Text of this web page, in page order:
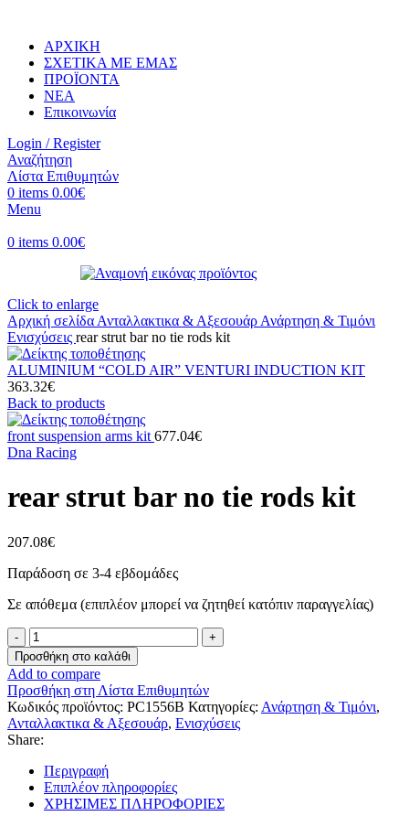
ΑΡΧΙΚΗ
ΣΧΕΤΙΚΑ ΜΕ ΕΜΑΣ
ΠΡΟΪΟΝΤΑ
ΝΕΑ
Επικοινωνία
Login / Register
Αναζήτηση
Λίστα Επιθυμητών
0 items 0.00€
Menu
0 items 0.00€
Click to enlarge
Αρχική σελίδα Ανταλλακτικα & Αξεσουάρ Ανάρτηση & Τιμόνι
Ενισχύσεις rear strut bar no tie rods kit
ALUMINIUM “COLD AIR” VENTURI INDUCTION KIT
363.32€
Back to products
front suspension arms kit 677.04€
Dna Racing
rear strut bar no tie rods kit
207.08€
Παράδοση σε 3-4 εβδομάδες
Σε απόθεμα (επιπλέον μπορεί να ζητηθεί κατόπιν παραγγελίας)
rear
strut
bar
no
tie
rods
kit
ποσότητα
Προσθήκη στο καλάθι
Add to compare
Προσθήκη στη Λίστα Επιθυμητών
Κωδικός προϊόντος: PC1556B Κατηγορίες: Ανάρτηση & Τιμόνι,
Ανταλλακτικα & Αξεσουάρ, Ενισχύσεις
Share:
Περιγραφή
Επιπλέον πληροφορίες
ΧΡΗΣΙΜΕΣ ΠΛΗΡΟΦΟΡΙΕΣ